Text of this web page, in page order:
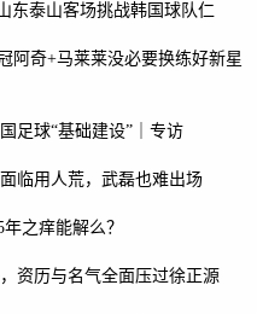
东泰山客场挑战韩国球队仁
阿奇+马莱莱没必要换练好新星
足球“基础建设”｜专访
临用人荒，武磊也难出场
之痒能解么？
资历与名气全面压过徐正源